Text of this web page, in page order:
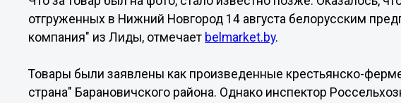
отгруженных в Нижний Новгород 14 августа белорусским
компания" из Лиды, отмечает belmarket.by.
Товары были заявлены как произведенные крестьянско-
страна" Барановичского района. Однако инспектор